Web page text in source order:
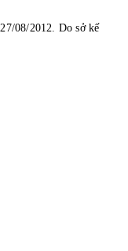
08/2012. Do sở kế